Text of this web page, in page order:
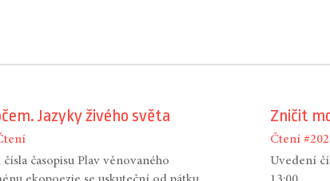
Jazyky živého světa
časopisu Plav věnovaného
Zničit
Čtení
Uvedení